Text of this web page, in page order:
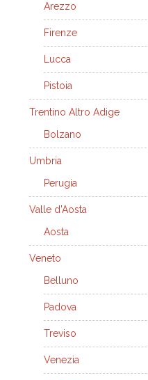
Arezzo
Firenze
Lucca
Pistoia
Trentino Altro Adige
Bolzano
Umbria
Perugia
Valle d'Aosta
Aosta
Veneto
Belluno
Padova
Treviso
Venezia